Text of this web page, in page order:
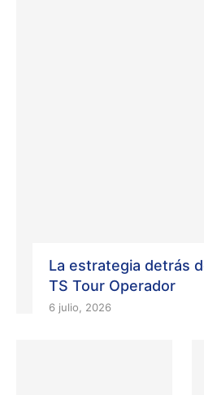
La estrategia detrás
TS Tour Operador
6 julio, 2026